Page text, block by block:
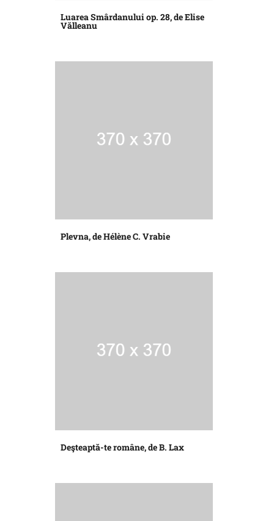
Luarea Smârdanului op. 28, de Elise
Vălleanu
Plevna, de Hélène C. Vrabie
Deşteaptă-te române, de B. Lax